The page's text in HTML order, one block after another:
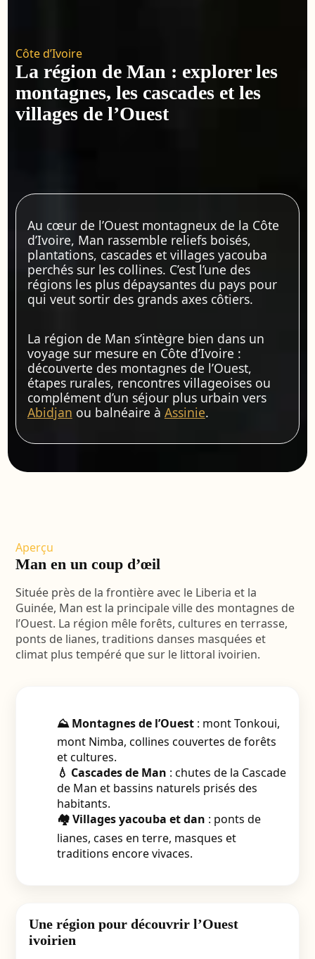
Côte d’Ivoire
La région de Man : explorer les
montagnes, les cascades et les
villages de l’Ouest
Au cœur de l’Ouest montagneux de la Côte
d’Ivoire, Man rassemble reliefs boisés,
plantations, cascades et villages yacouba
perchés sur les collines. C’est l’une des
régions les plus dépaysantes du pays pour
qui veut sortir des grands axes côtiers.
La région de Man s’intègre bien dans un
voyage sur mesure en Côte d’Ivoire :
découverte des montagnes de l’Ouest,
étapes rurales, rencontres villageoises ou
complément d’un séjour plus urbain vers
Abidjan ou balnéaire à Assinie.
Aperçu
Man en un coup d’œil
Située près de la frontière avec le Liberia et la
Guinée, Man est la principale ville des montagnes de
l’Ouest. La région mêle forêts, cultures en terrasse,
ponts de lianes, traditions danses masquées et
climat plus tempéré que sur le littoral ivoirien.
⛰️ Montagnes de l’Ouest : mont Tonkoui,
mont Nimba, collines couvertes de forêts
et cultures.
💧 Cascades de Man : chutes de la Cascade
de Man et bassins naturels prisés des
habitants.
🏘️ Villages yacouba et dan : ponts de
lianes, cases en terre, masques et
traditions encore vivaces.
Une région pour découvrir l’Ouest
ivoirien